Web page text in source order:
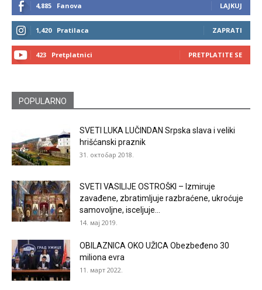
4,885 Fanova LAJKUJ
1,420 Pratilaca ZAPRATI
423 Pretplatnici PRETPLATITE SE
POPULARNO
SVETI LUKA LUČINDAN Srpska slava i veliki
hrišćanski praznik
31. октобар 2018.
SVETI VASILIJE OSTROŠKI – Izmiruje
zavađene, zbratimljuje razbraćene, ukroćuje
samovoljne, isceljuje...
14. мај 2019.
OBILAZNICA OKO UŽICA Obezbeđeno 30
miliona evra
11. март 2022.